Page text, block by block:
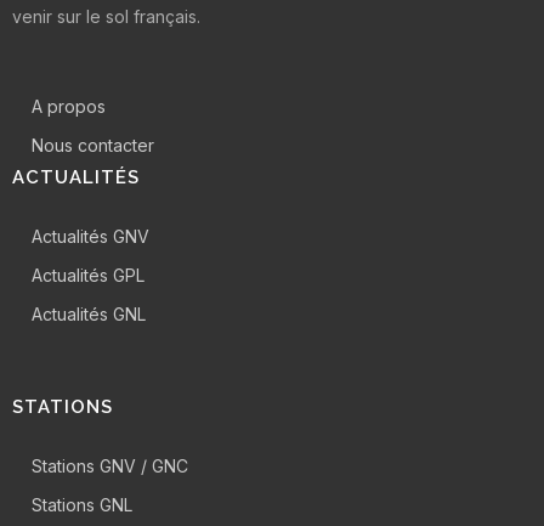
venir sur le sol français.
A propos
Nous contacter
ACTUALITÉS
Actualités GNV
Actualités GPL
Actualités GNL
STATIONS
Stations GNV / GNC
Stations GNL